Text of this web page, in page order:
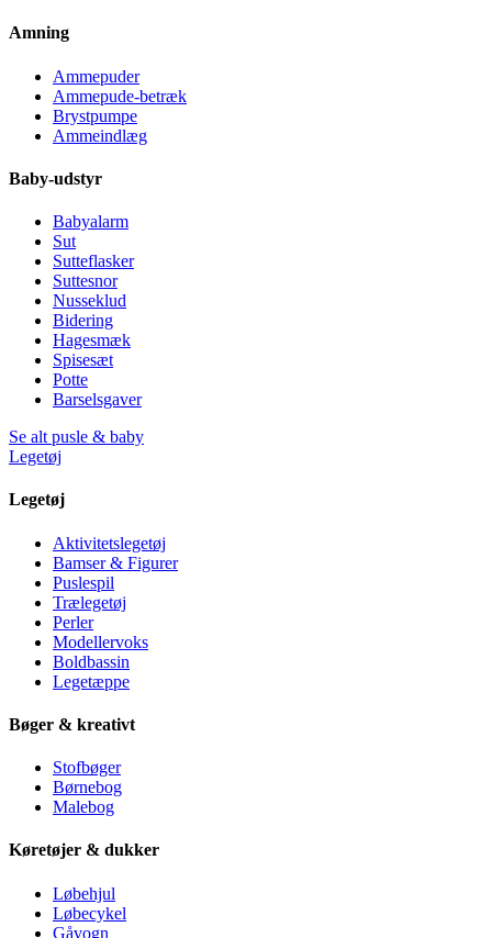
Amning
Ammepuder
Ammepude-betræk
Brystpumpe
Ammeindlæg
Baby-udstyr
Babyalarm
Sut
Sutteflasker
Suttesnor
Nusseklud
Bidering
Hagesmæk
Spisesæt
Potte
Barselsgaver
Se alt pusle & baby
Legetøj
Legetøj
Aktivitetslegetøj
Bamser & Figurer
Puslespil
Trælegetøj
Perler
Modellervoks
Boldbassin
Legetæppe
Bøger & kreativt
Stofbøger
Børnebog
Malebog
Køretøjer & dukker
Løbehjul
Løbecykel
Gåvogn